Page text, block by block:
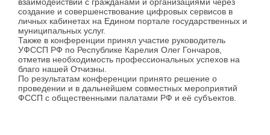
взаимодействии с гражданами и организациями через
создание и совершенствование цифровых сервисов в
личных кабинетах на Едином портале государственных и
муниципальных услуг.
Также в конференции принял участие руководитель
УФССП РФ по Республике Карелия Олег Гончаров,
отметив необходимость профессиональных успехов на
благо нашей Отчизны.
По результатам конференции принято решение о
проведении и в дальнейшем совместных мероприятий
ФССП с общественными палатами РФ и её субъектов.